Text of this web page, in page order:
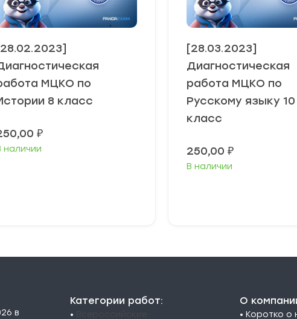
МЦКО по
8 класс
₽
наличии
[28.03.2023]
Диагностическая
работа МЦКО по
Русскому языку 10
класс
250,00 ₽
В наличии
в
Категории работ:
•
О
• Коротко о